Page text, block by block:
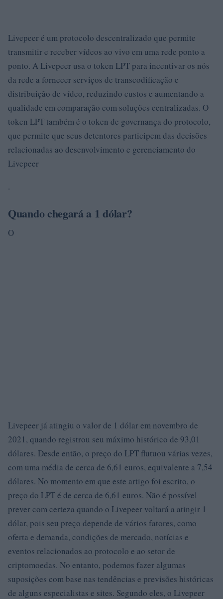
Livepeer é um protocolo descentralizado que permite
transmitir e receber vídeos ao vivo em uma rede ponto a
ponto. A Livepeer usa o token LPT para incentivar os nós
da rede a fornecer serviços de transcodificação e
distribuição de vídeo, reduzindo custos e aumentando a
qualidade em comparação com soluções centralizadas. O
token LPT também é o token de governança do protocolo,
que permite que seus detentores participem das decisões
relacionadas ao desenvolvimento e gerenciamento do
Livepeer
.
Quando chegará a 1 dólar?
O
Livepeer já atingiu o valor de 1 dólar em novembro de
2021, quando registrou seu máximo histórico de 93,01
dólares. Desde então, o preço do LPT flutuou várias vezes,
com uma média de cerca de 6,61 euros, equivalente a 7,54
dólares. No momento em que este artigo foi escrito, o
preço do LPT é de cerca de 6,61 euros. Não é possível
prever com certeza quando o Livepeer voltará a atingir 1
dólar, pois seu preço depende de vários fatores, como
oferta e demanda, condições de mercado, notícias e
eventos relacionados ao protocolo e ao setor de
criptomoedas. No entanto, podemos fazer algumas
suposições com base nas tendências e previsões históricas
de alguns especialistas e sites. Segundo eles, o Livepeer